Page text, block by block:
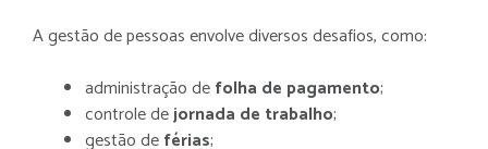
A gestão de pessoas envolve diversos desafios, como:
administração defolha de pagamento;
controle dejornada de trabalho;
gestão deférias;